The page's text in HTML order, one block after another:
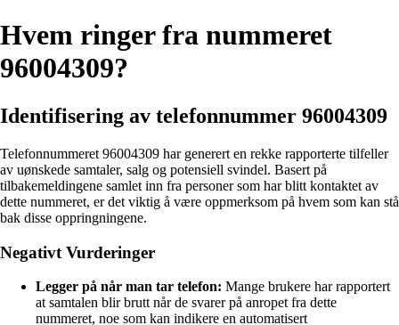
Hvem ringer fra nummeret
96004309?
Identifisering av telefonnummer 96004309
Telefonnummeret 96004309 har generert en rekke rapporterte tilfeller
av uønskede samtaler, salg og potensiell svindel. Basert på
tilbakemeldingene samlet inn fra personer som har blitt kontaktet av
dette nummeret, er det viktig å være oppmerksom på hvem som kan stå
bak disse oppringningene.
Negativt Vurderinger
Legger på når man tar telefon: Mange brukere har rapportert
at samtalen blir brutt når de svarer på anropet fra dette
nummeret, noe som kan indikere en automatisert